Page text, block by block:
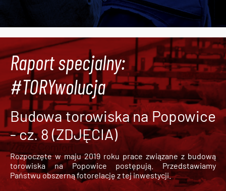
Raport specjalny:
#TORYwolucja
Budowa torowiska na Popowice
- cz. 8 (ZDJĘCIA)
Rozpoczęte w maju 2019 roku prace związane z budową
torowiska na Popowice
postępują. Przedstawiamy
Państwu obszerną fotorelację z tej inwestycji.